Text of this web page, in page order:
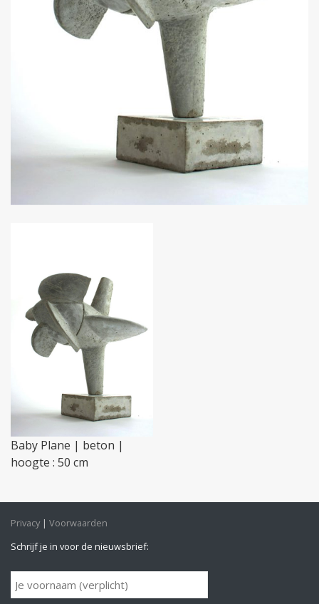
Baby Plane | beton |
hoogte : 50 cm
Privacy
Voorwaarden
Schrijf je in voor de nieuwsbrief: